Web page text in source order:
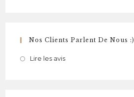
Nos Clients Parlent De Nous :)
Lire les avis